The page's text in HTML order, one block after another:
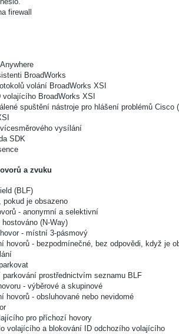
firewall
BroadWorks
volání BroadWorks XSI
volajícího BroadWorks XSI
spuštění nástroje pro hlášení problémů Cisco
vysílání
SDK
a zvuku
(BLF)
pokud je obsazeno
- anonymní a selektivní
hostováno (N-Way)
- místní 3-pásmový
hovorů - bezpodmínečné, bez odpovědi, když je
parkování prostřednictvím seznamu BLF
- výběrové a skupinové
hovorů - obsluhované nebo nevidomé
pro příchozí hovory
volajícího a blokování ID odchozího volajícího